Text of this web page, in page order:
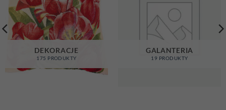
DEKORACJE
175 PRODUKTY
GALANTERIA
19 PRODUKTY